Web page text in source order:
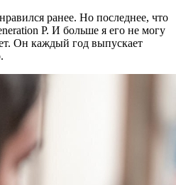
ранее. Но последнее, что
P. И больше я его не могу
Он каждый год выпускает